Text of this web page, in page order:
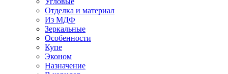
Отделка и материал
Из МДФ
Зеркальные
Особенности
Купе
Эконом
Назначение